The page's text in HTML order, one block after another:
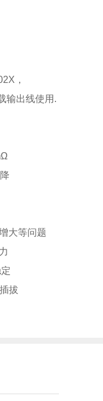
，
输出线使用.
大等问题
拔